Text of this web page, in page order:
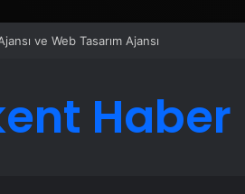
ve Web Tasarım Ajansı
Haber